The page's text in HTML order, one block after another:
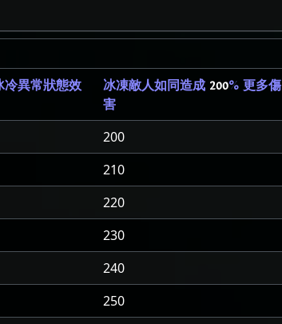
冷異常狀態效
冰凍敵人如同造成 200% 更多傷
害
200
210
220
230
240
250